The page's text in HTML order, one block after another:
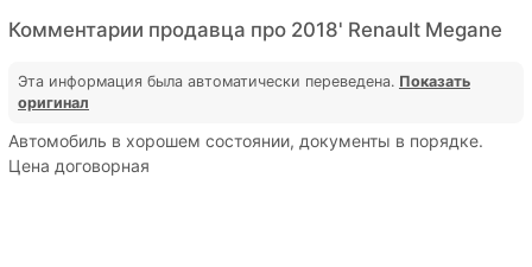
Комментарии продавца про 2018' Renault Megane
Эта информация была автоматически переведена. Показать
оригинал
Автомобиль в хорошем состоянии, документы в порядке.
Цена договорная